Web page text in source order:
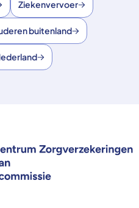
Ziekenvervoer
buitenland